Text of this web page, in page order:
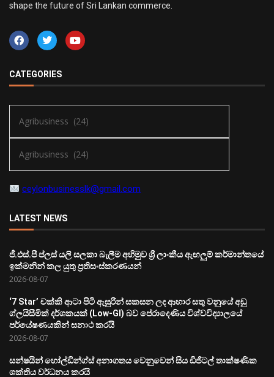
shape the future of Sri Lankan commerce.
CATEGORIES
ceylonbusinesslk@gmail.com
LATEST NEWS
ජී.එස්.පී ප්ලස් යලි සලකා බැලීම අභිමුව ශ්‍රී ලාංකීය ඇඟලුම් කර්මාන්තයේ
ඉක්මනින් කල යුතු ප්‍රතිසංස්කරණයන්
2026-08-07
‘7 Star’ චක්කි ආටා පිටි ඇසුරින් සකසන ලද ආහාර සතු වනුයේ අඩු
ග්ලයිසීමික් දර්ශකයක් (Low-GI) බව පේරාදෙණිය විශ්වවිද්‍යාලයේ
පර්යේෂණයකින් සනාථ කරයි
2026-08-07
සන්ෂයින් හෝල්ඩින්ග්ස් අනාගතය වෙනුවෙන් සිය ඩිජිටල් තාක්ෂණික
ශක්තිය වර්ධනය කරයි